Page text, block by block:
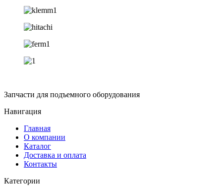
Запчасти для подъемного оборудования
Навигация
Главная
О компании
Каталог
Доставка и оплата
Контакты
Категории